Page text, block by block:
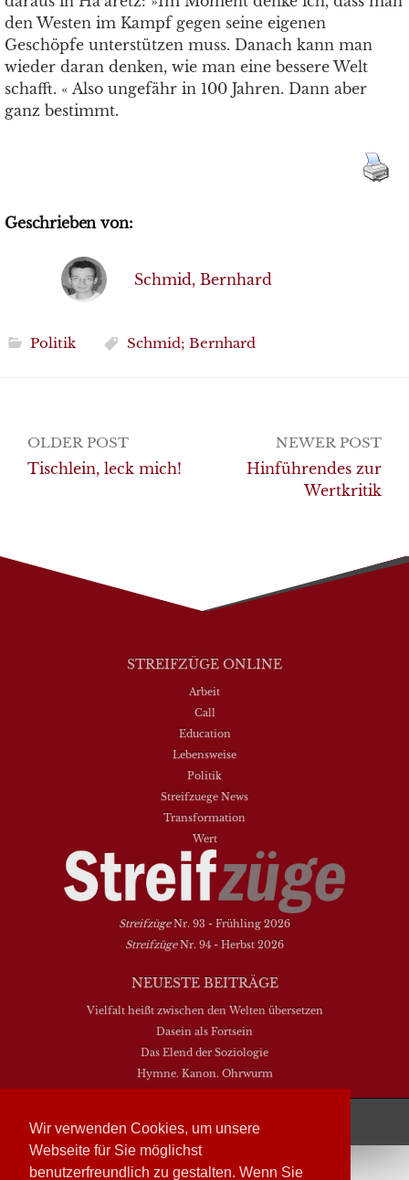
Wir verwenden Cookies, um unsere
Webseite für Sie möglichst
benutzerfreundlich zu gestalten. Wenn Sie
den Westen im Kampf gegen seine eigenen
Geschöpfe unterstützen muss. Danach kann man
wieder daran denken, wie man eine bessere Welt
schafft. « Also ungefähr in 100 Jahren. Dann aber
ganz bestimmt.
Geschrieben von:
Schmid, Bernhard
Politik Schmid; Bernhard
Post
navigation
OLDER POST
Tischlein, leck mich!
NEWER POST
Hinführendes zur
Wertkritik
STREIFZÜGE ONLINE
Arbeit
Call
Education
Lebensweise
Politik
Streifzuege News
Transformation
Wert
StreifzügeNr. 93 - Frühling 2026
StreifzügeNr. 94 - Herbst 2026
NEUESTE BEITRÄGE
Vielfalt heißt zwischen den Welten übersetzen
Dasein als Fortsein
Das Elend der Soziologie
Hymne. Kanon. Ohrwurm